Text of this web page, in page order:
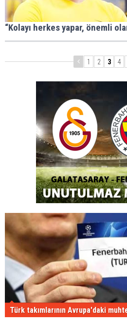
“Kolayı herkes yapar, önemli
1 2 3 4
Türk takımlarının Avrupa'daki